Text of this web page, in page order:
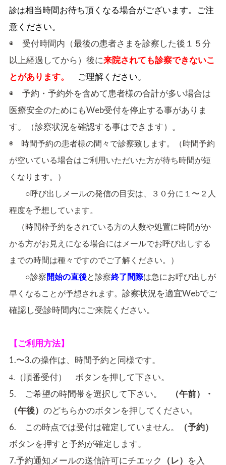
診は相当時間お待ち頂くなる場合がございます。ご注
意ください。
◉ 受付時間内（最後の患者さまを診察した後１５分
以上経過してから）後に来院されても診察できないこ
とがあります。
ご理解ください。
◉ 予約・予約外を含めて患者様の合計が多い場合は
医療安全のためにもWeb受付を停止する事がありま
す。（診察状況を確認する事はできます）。
◉ 時間予約の患者様の間々で診察致します。（時間予約
が空いている場合はご利用いただいた方が待ち時間が短
くなります。）
○呼び出しメールの発信の目安は、３０分に１〜２人
程度を予想しています。
（時間枠予約をされている方の人数や処置に時間がか
かる方がお見えになる場合にはメールでお呼び出しする
までの時間は種々ですのでご了解ください。）
○診察開始の直後と診察終了間際は急にお呼び出しが
早くなることが予想されます。 診察状況を適宜Webでご
確認し受診時間内にご来院ください。
【ご利用方法】
1.〜3.の操作は、時間予約と同様です。
4. （順番受付）
ボタンを押して下さい。
5. ご希望の時間帯を選択して下さい。
（午前） ・
（午後） のどちらかのボタンを押してください。
6. この時点では受付は確定していません。
（予約）
ボタンを押すと予約が確定します。
7.予約通知メールの送信許可にチエック
（レ） を入